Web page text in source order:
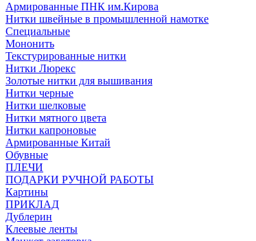
Армированные ПНК им.Кирова
Нитки швейные в промышленной намотке
Специальные
Мононить
Текстурированные нитки
Нитки Люрекс
Золотые нитки для вышивания
Нитки черные
Нитки шелковые
Нитки мятного цвета
Нитки капроновые
Армированные Китай
Обувные
ПЛЕЧИ
ПОДАРКИ РУЧНОЙ РАБОТЫ
Картины
ПРИКЛАД
Дублерин
Клеевые ленты